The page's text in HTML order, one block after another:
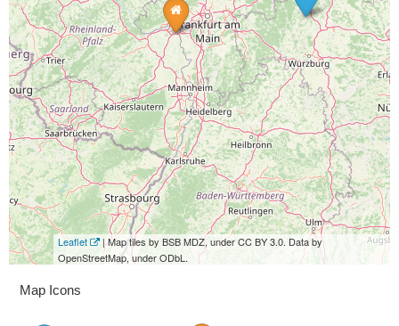
Leaflet
| Map tiles by BSB MDZ, under CC BY 3.0. Data by
OpenStreetMap, under ODbL.
Map Icons